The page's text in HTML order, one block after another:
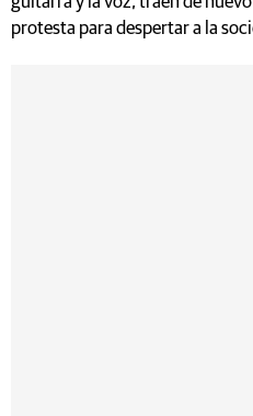
protesta para despertar a la